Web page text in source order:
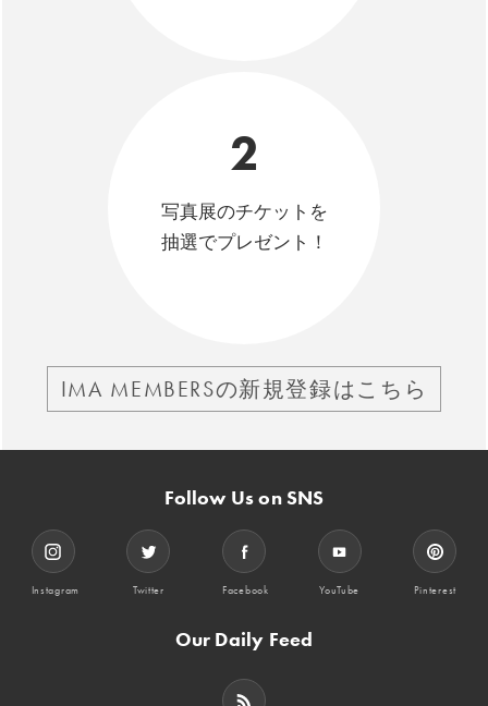
2
写真展のチケットを
抽選でプレゼント！
IMA MEMBERSの新規登録はこちら
Follow Us on SNS
Instagram Twitter Facebook YouTube Pinterest
Our Daily Feed